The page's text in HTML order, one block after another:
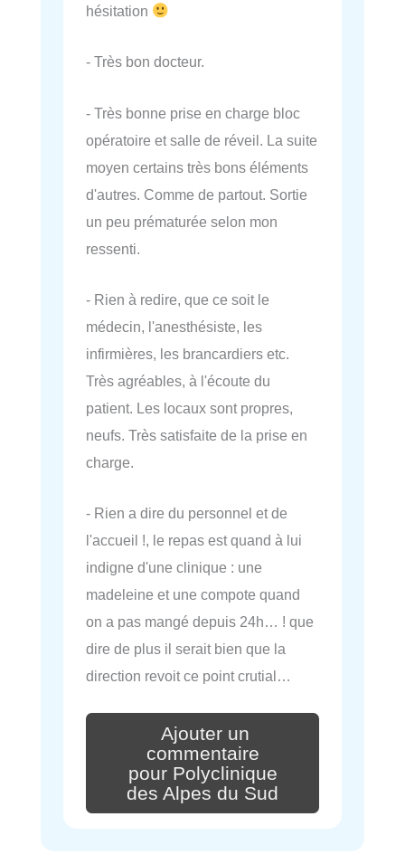
hésitation
- Très bon docteur.
- Très bonne prise en charge bloc
opératoire et salle de réveil. La suite
moyen certains très bons éléments
d'autres. Comme de partout. Sortie
un peu prématurée selon mon
ressenti.
- Rien à redire, que ce soit le
médecin, l'anesthésiste, les
infirmières, les brancardiers etc.
Très agréables, à l'écoute du
patient. Les locaux sont propres,
neufs. Très satisfaite de la prise en
charge.
- Rien a dire du personnel et de
l'accueil !, le repas est quand à lui
indigne d'une clinique : une
madeleine et une compote quand
on a pas mangé depuis 24h… ! que
dire de plus il serait bien que la
direction revoit ce point crutial…
Ajouter un
commentaire
pour Polyclinique
des Alpes du Sud